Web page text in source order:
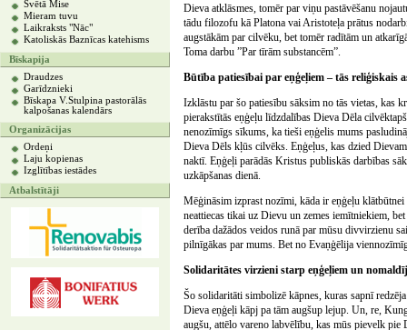
Svētā Mise
Mieram tuvu
Laikraksts "Nāc"
Katoliskās Baznīcas katehisms
Bīskapija
Draudzes
Garīdznieki
Bīskapa V.Stulpina pastorālās
kalpošanas kalendārs
Organizācijas
Ordeņi
Laju kopienas
Izglītības iestādes
Atbalstītāji
Dieva atklāsmes, tomēr par viņu pastāvēšanu
tādu filozofu kā Platona vai Aristoteļa prātus
augstākām par cilvēku, bet tomēr radītām un
Toma darbu ”Par tīrām substancēm”.
Būtība patiesībai par eņģeļiem – tās reliģiskais
Izklāstu par šo patiesību sāksim no tās vietas, kas
pierakstītās eņģeļu līdzdalības Dieva Dēla
nenozīmīgs sīkums, ka tieši eņģelis mums
Dieva Dēls kļūs cilvēks. Eņģeļus, kas dzied
naktī. Eņģeļi parādās Kristus publiskās darbības
uzkāpšanas dienā.
Mēģināsim izprast nozīmi, kāda ir eņģeļu
neattiecas tikai uz Dievu un zemes iemītniekiem,
derība dažādos veidos runā par mūsu divvirzienu
pilnīgākas par mums. Bet no Evaņģēlija
Solidaritātes virzieni starp eņģeļiem un
Šo solidaritāti simbolizē kāpnes, kuras sapnī
Dieva eņģeļi kāpj pa tām augšup lejup. Un, re,
augšu, attēlo vareno labvēlību, kas mūs pievelk